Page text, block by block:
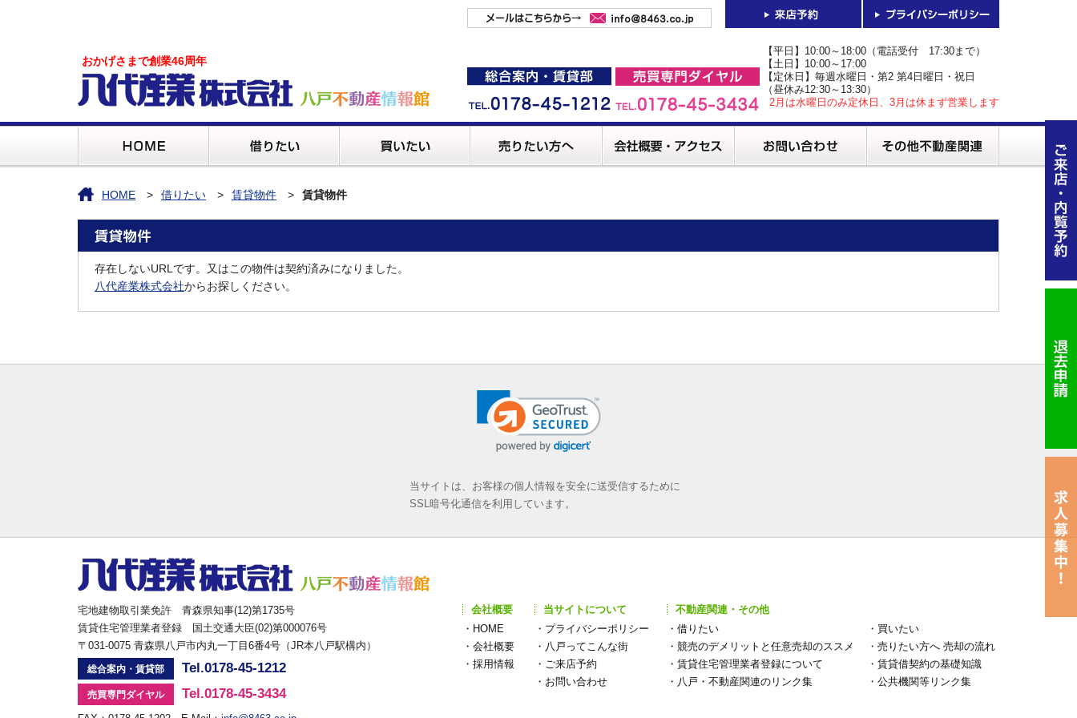
おかげさまで創業46周年
【平日】10:00～18:00（電話受付 17:30まで）
【土日】10:00～17:00
【定休日】毎週水曜日・第2 第4日曜日・祝日
（昼休み12:30～13:30）
2月は水曜日のみ定休日、3月は休まず営業します
HOME 借りたい 賃貸物件 賃貸物件
存在しないURLです。又はこの物件は契約済みになりました。
八代産業株式会社からお探しください。
当サイトは、お客様の個人情報を安全に送受信するために
SSL暗号化通信を利用しています。
宅地建物取引業免許 青森県知事(12)第1735号
賃貸住宅管理業者登録 国土交通大臣(02)第000076号
〒031-0075 青森県八戸市内丸一丁目6番4号（JR本八戸駅構内）
総合案内・賃貸部 Tel.0178-45-1212
売買専門ダイヤル Tel.0178-45-3434
会社概要
・ HOME
・ 会社概要
・ 採用情報
当サイトについて
・ プライバシーポリシー
・ 八戸ってこんな街
・ ご来店予約
・ お問い合わせ
不動産関連・その他
・ 借りたい ・ 買いたい
・ 競売のデメリットと任意売却のススメ ・ 売りたい方へ 売却の流れ
・ 賃貸住宅管理業者登録について ・ 賃貸借契約の基礎知識
・ 八戸・不動産関連のリンク集 ・ 公共機関等リンク集